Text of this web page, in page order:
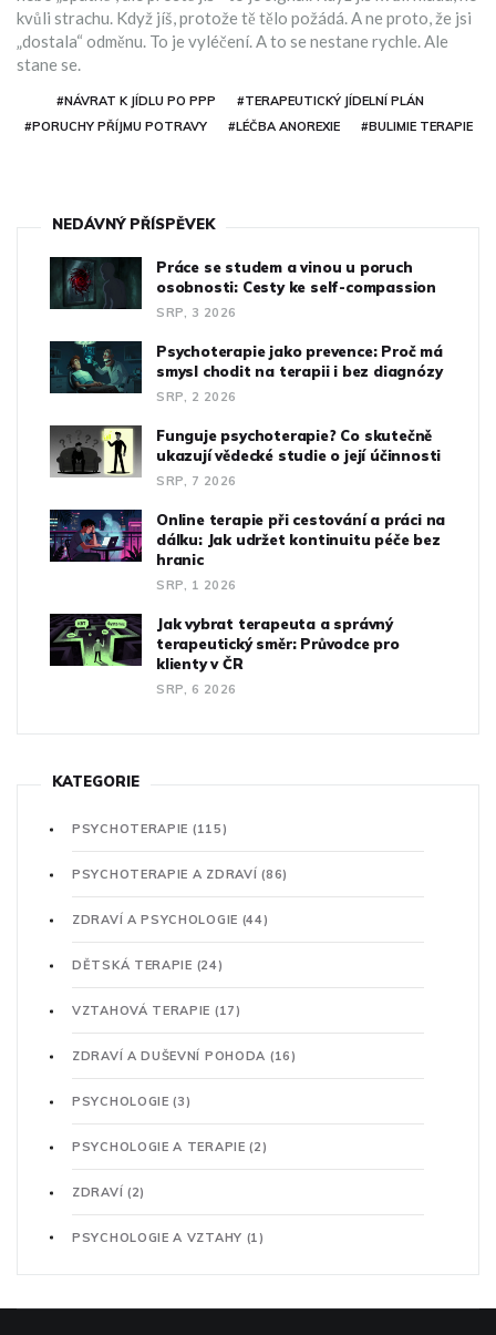
kvůli strachu. Když jíš, protože tě tělo požádá. A ne proto, že jsi
„dostala“ odměnu. To je vyléčení. A to se nestane rychle. Ale
stane se.
#NÁVRAT K JÍDLU PO PPP
#TERAPEUTICKÝ JÍDELNÍ PLÁN
#PORUCHY PŘÍJMU POTRAVY
#LÉČBA ANOREXIE #BULIMIE TERAPIE
NEDÁVNÝ PŘÍSPĚVEK
Práce se studem a vinou u poruch
osobnosti: Cesty ke self-compassion
SRP, 3 2026
Psychoterapie jako prevence: Proč má
smysl chodit na terapii i bez diagnózy
SRP, 2 2026
Funguje psychoterapie? Co skutečně
ukazují vědecké studie o její účinnosti
SRP, 7 2026
Online terapie při cestování a práci na
dálku: Jak udržet kontinuitu péče bez
hranic
SRP, 1 2026
Jak vybrat terapeuta a správný
terapeutický směr: Průvodce pro
klienty v ČR
SRP, 6 2026
KATEGORIE
PSYCHOTERAPIE (115)
PSYCHOTERAPIE A ZDRAVÍ(86)
ZDRAVÍ A PSYCHOLOGIE (44)
DĚTSKÁ TERAPIE (24)
VZTAHOVÁ TERAPIE (17)
ZDRAVÍ A DUŠEVNÍ POHODA (16)
PSYCHOLOGIE(3)
PSYCHOLOGIE A TERAPIE(2)
ZDRAVÍ (2)
PSYCHOLOGIE A VZTAHY (1)